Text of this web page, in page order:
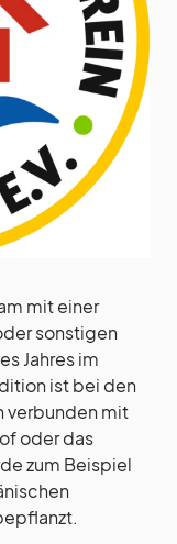
mit einer
sonstigen
Jahres im
ist bei den
verbunden mit
oder das
zum Beispiel